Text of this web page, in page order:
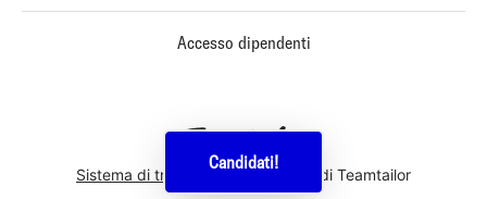
Candidati!
Accesso dipendenti
Sistema di tracking del candidato di Teamtailor